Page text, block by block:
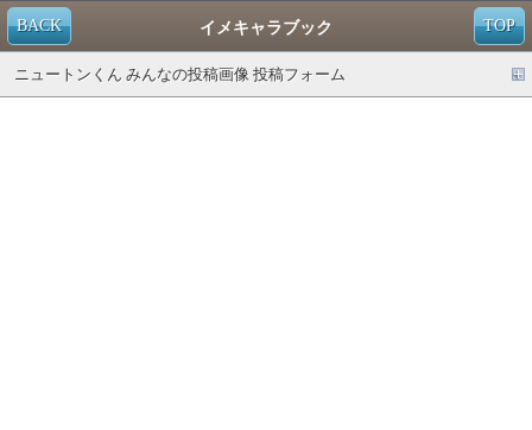
TOP
BACK イメキャラブック
ニュートンくん みんなの投稿画像 投稿フォーム